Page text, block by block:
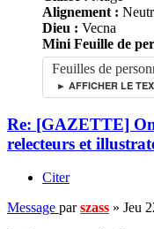
Alignement :
Dieu : Vecna
Mini Feuille de
Feuilles de
► AFFICHER LE
Re: [GAZETTE] On
relecteurs et
Citer
Message parszass » Jeu